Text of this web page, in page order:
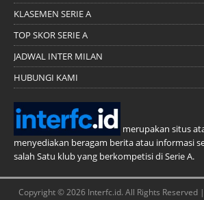
KLASEMEN SERIE A
TOP SKOR SERIE A
JADWAL INTER MILAN
HUBUNGI KAMI
merupakan situs
menyediakan beragam berita atau informasi
salah Satu klub yang berkompetisi di Serie A.
Copyright © 2026 Interfc.id. All Rights Reserved